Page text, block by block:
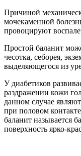
Причиной
мочекаменной
провоцируют
Простой баланит
чесотка, себорея,
выделяющегося из
У диабетиков
раздражении кожи
данном случае
при половом
баланит называется
поверхность ярко-